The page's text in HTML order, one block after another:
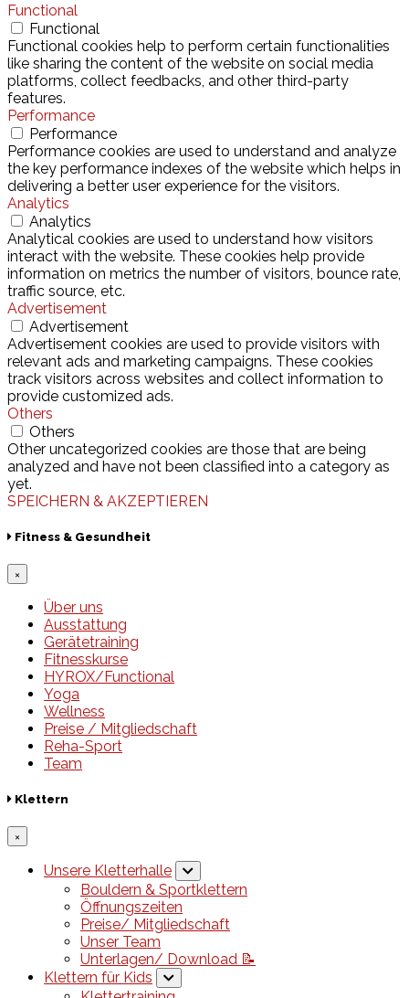
Functional
Functional
Functional cookies help to perform certain functionalities
like sharing the content of the website on social media
platforms, collect feedbacks, and other third-party
features.
Performance
Performance
Performance cookies are used to understand and analyze
the key performance indexes of the website which helps in
delivering a better user experience for the visitors.
Analytics
Analytics
Analytical cookies are used to understand how visitors
interact with the website. These cookies help provide
information on metrics the number of visitors, bounce rate,
traffic source, etc.
Advertisement
Advertisement
Advertisement cookies are used to provide visitors with
relevant ads and marketing campaigns. These cookies
track visitors across websites and collect information to
provide customized ads.
Others
Others
Other uncategorized cookies are those that are being
analyzed and have not been classified into a category as
yet.
SPEICHERN & AKZEPTIEREN
Fitness & Gesundheit
×
Über uns
Ausstattung
Gerätetraining
Fitnesskurse
HYROX/Functional
Yoga
Wellness
Preise / Mitgliedschaft
Reha-Sport
Team
Klettern
×
Unsere Kletterhalle
Bouldern & Sportklettern
Öffnungszeiten
Preise/ Mitgliedschaft
Unser Team
Unterlagen/ Download 📝
Klettern für Kids